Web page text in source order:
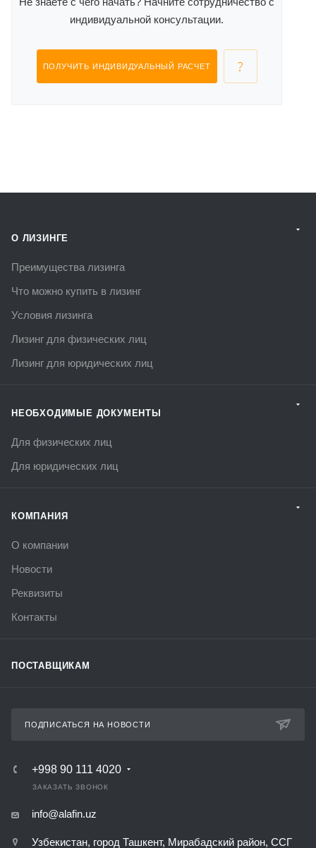
индивидуальной консультации.
ПОЛУЧИТЬ ИНДИВИДУАЛЬНЫЙ РАСЧЕТ
О ЛИЗИНГЕ
Преимущества лизинга
Что можно купить в лизинг
Условия лизинга
Лизинг для физических лиц
Лизинг для юридических лиц
НЕОБХОДИМЫЕ ДОКУМЕНТЫ
Для физических лиц
Для юридических лиц
КОМПАНИЯ
О компании
Новости
Реквизиты
Контакты
ПОСТАВЩИКАМ
ПОДПИСАТЬСЯ НА НОВОСТИ
+998 90 111 4020
ЗАКАЗАТЬ ЗВОНОК
info@alafin.uz
Узбекистан, город Ташкент, Мирабадский район, ССГ